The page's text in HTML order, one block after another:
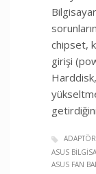
chipset,
girişi
ADAPTÖR
ASUS
ASUS FAN